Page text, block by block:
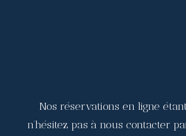
Nos réservations en ligne
n’hésitez pas à nous contacter